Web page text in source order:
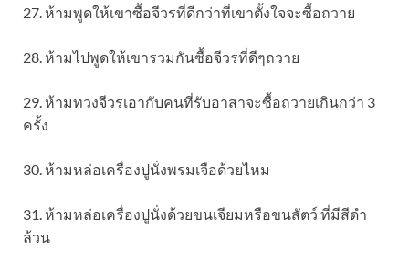
27. ห้ามพูดให้เขาซื้อจีวรที่ดีกว่าที่เขาตั้งใจจะซื้อถวาย
28. ห้ามไปพูดให้เขารวมกันซื้อจีวรที่ดีๆถวาย
29. ห้ามทวงจีวรเอากับคนที่รับอาสาจะซื้อถวายเกินกว่า 3
ครั้ง
30. ห้ามหล่อเครื่องปูนั่งพรมเจือด้วยไหม
31. ห้ามหล่อเครื่องปูนั่งด้วยขนเจียมหรือขนสัตว์ ที่มีสีดำ
ล้วน